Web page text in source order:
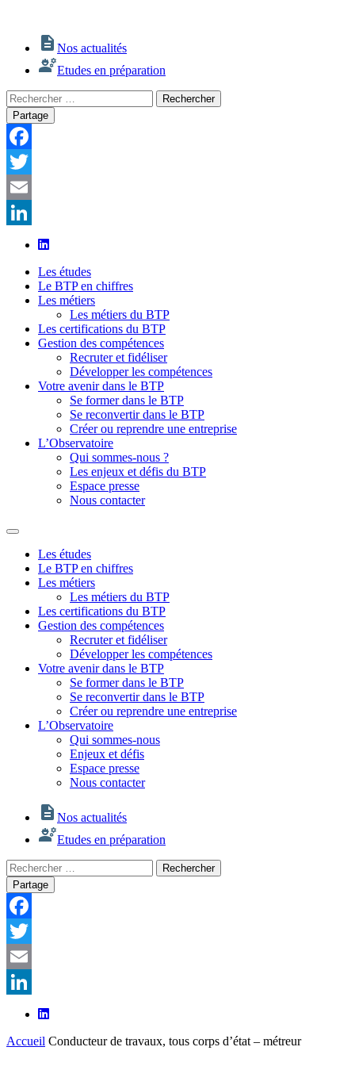
Nos actualités
Etudes en préparation
Rechercher
:
Rechercher
Partage
Facebook
Twitter
Email
LinkedIn
Les études
Le BTP en chiffres
Les métiers
Les métiers du BTP
Les certifications du BTP
Gestion des compétences
Recruter et fidéliser
Développer les compétences
Votre avenir dans le BTP
Se former dans le BTP
Se reconvertir dans le BTP
Créer ou reprendre une entreprise
L’Observatoire
Qui sommes-nous ?
Les enjeux et défis du BTP
Espace presse
Nous contacter
Les études
Le BTP en chiffres
Les métiers
Les métiers du BTP
Les certifications du BTP
Gestion des compétences
Recruter et fidéliser
Développer les compétences
Votre avenir dans le BTP
Se former dans le BTP
Se reconvertir dans le BTP
Créer ou reprendre une entreprise
L’Observatoire
Qui sommes-nous
Enjeux et défis
Espace presse
Nous contacter
Nos actualités
Etudes en préparation
Rechercher
:
Rechercher
Partage
Facebook
Twitter
Email
LinkedIn
Accueil Conducteur de travaux, tous corps d’état – métreur